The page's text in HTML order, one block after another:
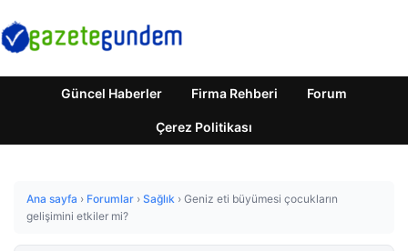
Güncel Haberler Firma Rehberi Forum
Çerez Politikası
Ana sayfa › Forumlar › Sağlık › Geniz eti büyümesi çocukların
gelişimini etkiler mi?